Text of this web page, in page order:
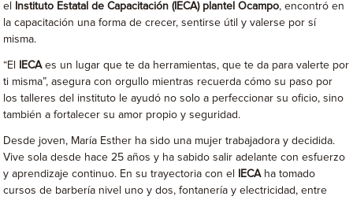
el
Instituto Estatal de Capacitación (IECA) plantel Ocampo, encontró en
la capacitación una forma de crecer, sentirse útil y valerse por sí
misma.
“El IECAes un lugar que te da herramientas, que te da para valerte por
ti misma”, asegura con orgullo mientras recuerda cómo su paso por
los talleres del instituto le ayudó no solo a perfeccionar su oficio, sino
también a fortalecer su amor propio y seguridad.
Desde joven, María Esther ha sido una mujer trabajadora y decidida.
Vive sola desde hace 25 años y ha sabido salir adelante con esfuerzo
y aprendizaje continuo. En su trayectoria con el
IECA ha tomado
cursos de barbería nivel uno y dos, fontanería y electricidad, entre